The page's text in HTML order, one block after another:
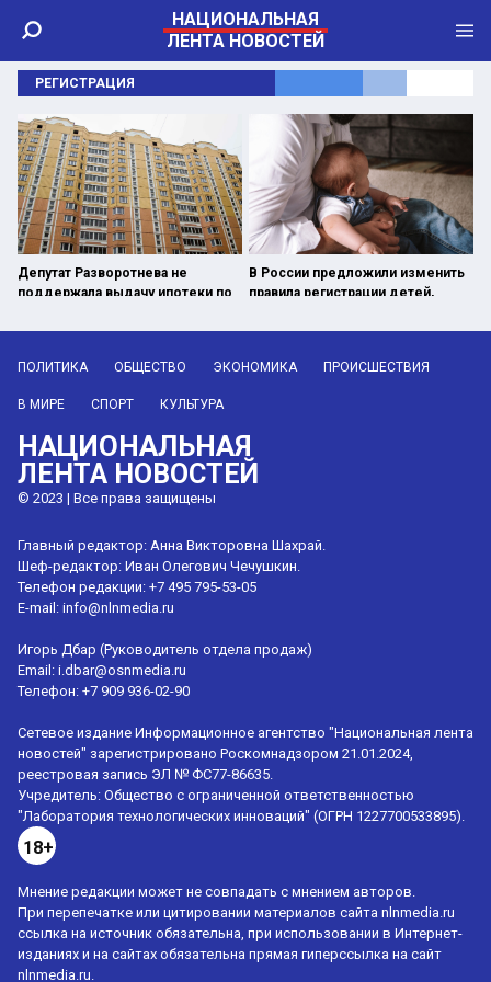
НАЦИОНАЛЬНАЯ
ЛЕНТА НОВОСТЕЙ
РЕГИСТРАЦИЯ
Депутат Разворотнева не
поддержала выдачу ипотеки по
В России предложили изменить
правила регистрации детей,
ПОЛИТИКА ОБЩЕСТВО ЭКОНОМИКА ПРОИСШЕСТВИЯ
В МИРЕ СПОРТ КУЛЬТУРА
НАЦИОНАЛЬНАЯ
ЛЕНТА НОВОСТЕЙ
© 2023 | Все права защищены
Главный редактор: Анна Викторовна Шахрай.
Шеф-редактор: Иван Олегович Чечушкин.
Телефон редакции: +7 495 795-53-05
E-mail: info@nlnmedia.ru
Игорь Дбар (Руководитель отдела продаж)
Email: i.dbar@osnmedia.ru
Телефон: +7 909 936-02-90
Сетевое издание Информационное агентство "Национальная лента
новостей" зарегистрировано Роскомнадзором 21.01.2024,
реестровая запись ЭЛ № ФС77-86635.
Учредитель: Общество с ограниченной ответственностью
"Лаборатория технологических инноваций" (ОГРН 1227700533895).
18+
Мнение редакции может не совпадать с мнением авторов.
При перепечатке или цитировании материалов сайта nlnmedia.ru
ссылка на источник обязательна, при использовании в Интернет-
изданиях и на сайтах обязательна прямая гиперссылка на сайт
nlnmedia.ru.